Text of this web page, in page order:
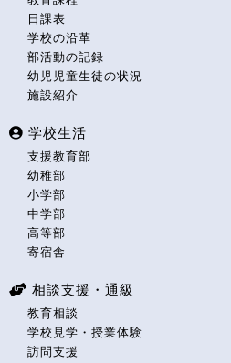
日課表
学校の沿革
部活動の記録
幼児児童生徒の状況
施設紹介
学校生活
支援教育部
幼稚部
小学部
中学部
高等部
寄宿舎
相談支援・通級
教育相談
学校見学・授業体験
訪問支援